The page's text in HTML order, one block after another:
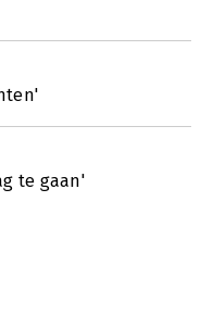
te gaan'